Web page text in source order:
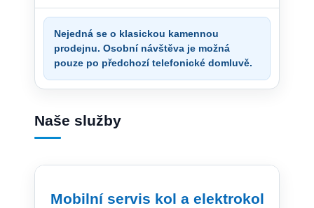
Nejedná se o klasickou kamennou
prodejnu. Osobní návštěva je možná
pouze po předchozí telefonické domluvě.
Naše služby
Mobilní servis kol a elektrokol